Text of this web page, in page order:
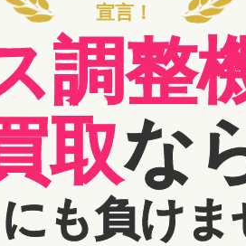
宣言！
調整
取な
も負けま